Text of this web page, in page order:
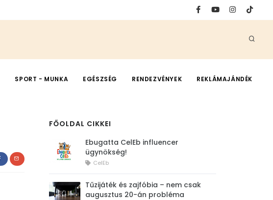
SPORT - MUNKA EGÉSZSÉG RENDEZVÉNYEK REKLÁMAJÁNDÉK
FŐOLDAL CIKKEI
Ebugatta CelEb influencer
ügynökség!
CelEb
Tűzijáték és zajfóbia – nem csak
augusztus 20-án probléma